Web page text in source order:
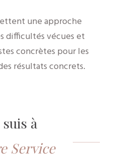
une approche
difficultés vécues et
concrètes pour les
résultats concrets.
suis à
Service